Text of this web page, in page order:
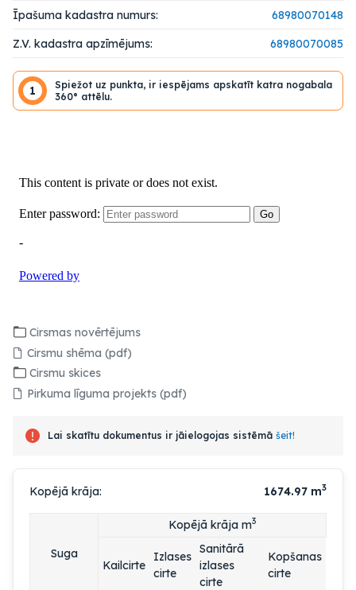
Īpašuma kadastra numurs:
68980070148
Z.V. kadastra apzīmējums:
68980070085
1
Spiežot uz punkta, ir iespējams apskatīt katra nogabala
360° attēlu.
Cirsmas novērtējums
Cirsmu shēma (pdf)
Cirsmu skices
Pirkuma līguma projekts (pdf)
Lai skatītu dokumentus ir jāielogojas sistēmā šeit!
Kopējā krāja: 1674.97 m3
Suga
Kopējā krāja m3
Kailcirte
Izlases
cirte
Sanitārā
izlases
cirte
Kopšanas
cirte